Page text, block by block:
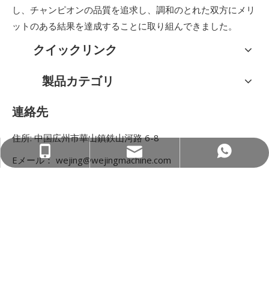
し、チャンピオンの品質を追求し、調和のとれた双方にメリ
ットのある結果を達成することに取り組んできました。
クイックリンク
製品カテゴリ
連絡先
住所: 中国広州市華山鎮鉄山河路 6-8
Eメール： wejing@wejingmachine.com
+86-15089890309
wejing@wejingmachine.com
+86 15089890309